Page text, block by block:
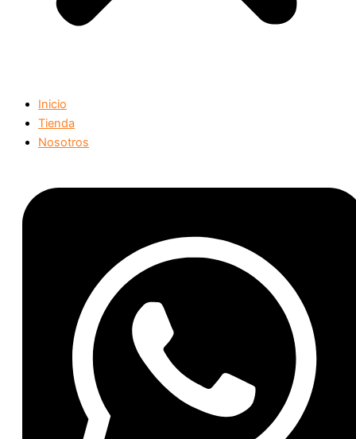
Inicio
Tienda
Nosotros